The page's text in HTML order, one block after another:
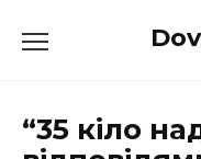
до
“35 кіло